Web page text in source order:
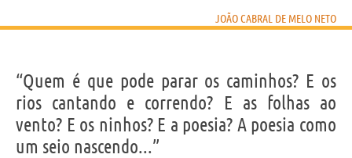
JOÃO CABRAL DE MELO NETO
“Quem é que pode parar os caminhos? E os
rios cantando e correndo? E as folhas ao
vento? E os ninhos? E a poesia? A poesia como
um seio nascendo...”